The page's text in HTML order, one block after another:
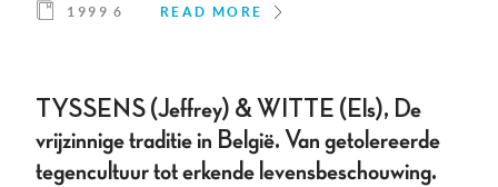
1999 6 READ MORE
TYSSENS (Jeffrey) & WITTE (Els), De
vrijzinnige traditie in België. Van getolereerde
tegencultuur tot erkende levensbeschouwing.